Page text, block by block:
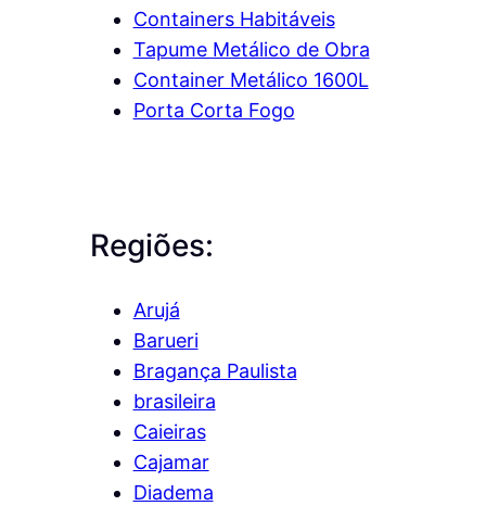
Containers Habitáveis
Tapume Metálico de Obra
Container Metálico 1600L
Porta Corta Fogo
Regiões:
Arujá
Barueri
Bragança Paulista
brasileira
Caieiras
Cajamar
Diadema